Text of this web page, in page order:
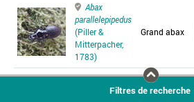
Abax
parallelepipedus
(Piller &
Mitterpacher,
1783)
Grand abax
Abax
Abax
Filtres de recherche